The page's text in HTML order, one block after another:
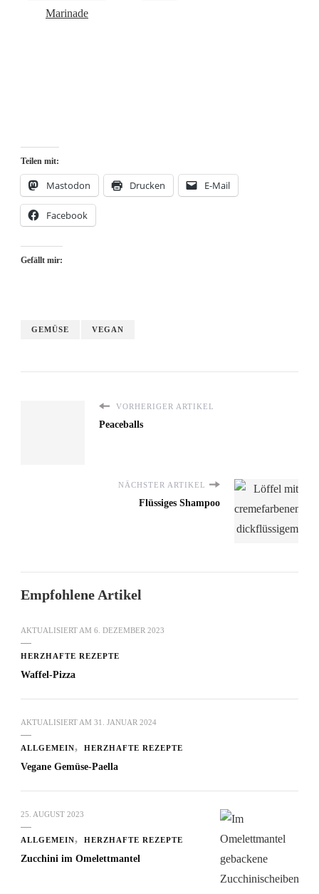
Teilen mit:
Mastodon Drucken E-Mail
Facebook
Gefällt mir:
GEMÜSE VEGAN
VORHERIGER ARTIKEL
Peaceballs
NÄCHSTER ARTIKEL
Flüssiges Shampoo
Empfohlene Artikel
AKTUALISIERT AM 6. DEZEMBER 2023
HERZHAFTE REZEPTE
Waffel-Pizza
AKTUALISIERT AM 31. JANUAR 2024
ALLGEMEIN HERZHAFTE REZEPTE
Vegane Gemüse-Paella
25. AUGUST 2023
ALLGEMEIN HERZHAFTE REZEPTE
Zucchini im Omelettmantel